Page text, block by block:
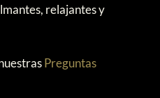
relajantes y
Preguntas